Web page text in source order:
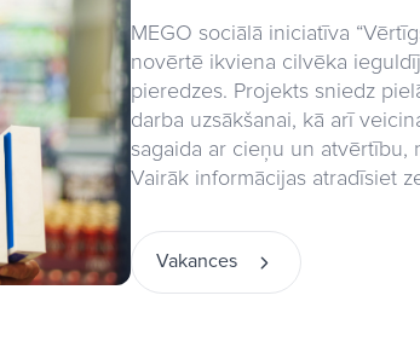
MEGO sociālā iniciatīva
novērtē ikviena cilvēka
pieredzes. Projekts sniedz
darba uzsākšanai, kā arī
sagaida ar cieņu un
Vairāk informācijas atradīsiet
Vakances